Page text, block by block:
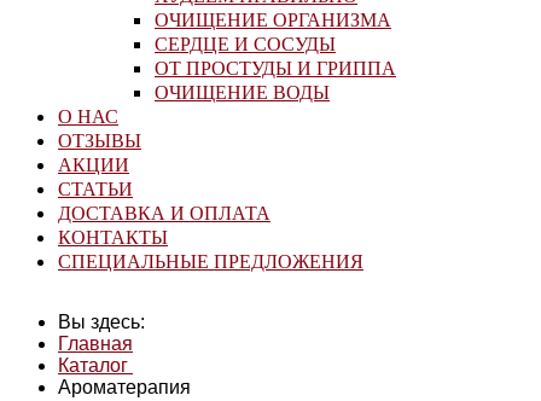
ОЧИЩЕНИЕ ОРГАНИЗМА
СЕРДЦЕ И СОСУДЫ
ОТ ПРОСТУДЫ И ГРИППА
ОЧИЩЕНИЕ ВОДЫ
О НАС
ОТЗЫВЫ
АКЦИИ
СТАТЬИ
ДОСТАВКА И ОПЛАТА
КОНТАКТЫ
СПЕЦИАЛЬНЫЕ ПРЕДЛОЖЕНИЯ
Вы здесь:
Главная
Каталог
Ароматерапия